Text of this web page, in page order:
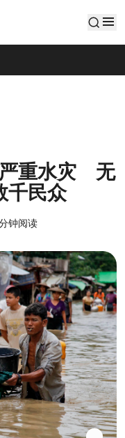
严重水灾 无
千民众
钟阅读